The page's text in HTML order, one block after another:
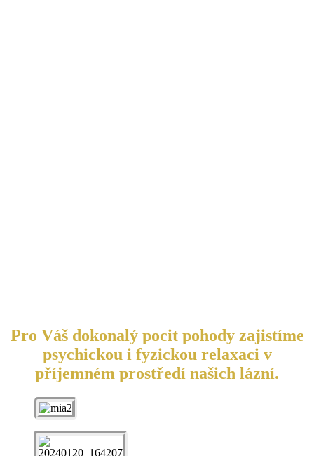
Pro Váš dokonalý pocit pohody zajistíme
psychickou i fyzickou relaxaci v
příjemném prostředí našich lázní.